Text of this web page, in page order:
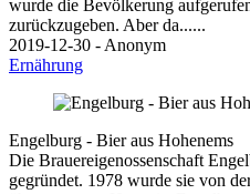
wurde die Bevölkerung
zurückzugeben. Aber da......
2019-12-30 - Anonym
Ernährung
Engelburg - Bier aus Hohenems
Die Brauereigenossenschaft
gegründet. 1978 wurde sie von